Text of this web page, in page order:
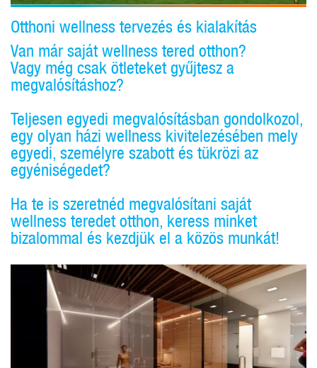
Otthoni wellness tervezés és kialakítás
Van már saját wellness tered otthon?
Vagy még csak ötleteket gyűjtesz a
megvalósításhoz?
Teljesen egyedi megvalósításban gondolkozol,
egy olyan házi wellness kivitelezésében mely
egyedi, személyre szabott és tükrözi az
egyéniségedet?
Ha te is szeretnéd megvalósítani saját
wellness teredet otthon, keress minket
bizalommal és kezdjük el a közös munkát!